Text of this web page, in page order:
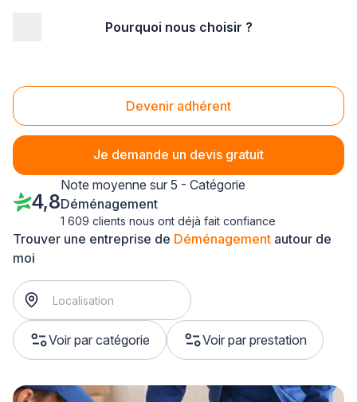
Pourquoi nous choisir ?
Devenir adhérent
Je demande un devis gratuit
Déménagement Poitou-Charentes
Trouver une entreprise de Déménagement autour de
moi
Voir par catégorie Voir par prestation
4,8
Note moyenne sur 5 - Catégorie
Déménagement
1 609 clients nous ont déjà fait confiance